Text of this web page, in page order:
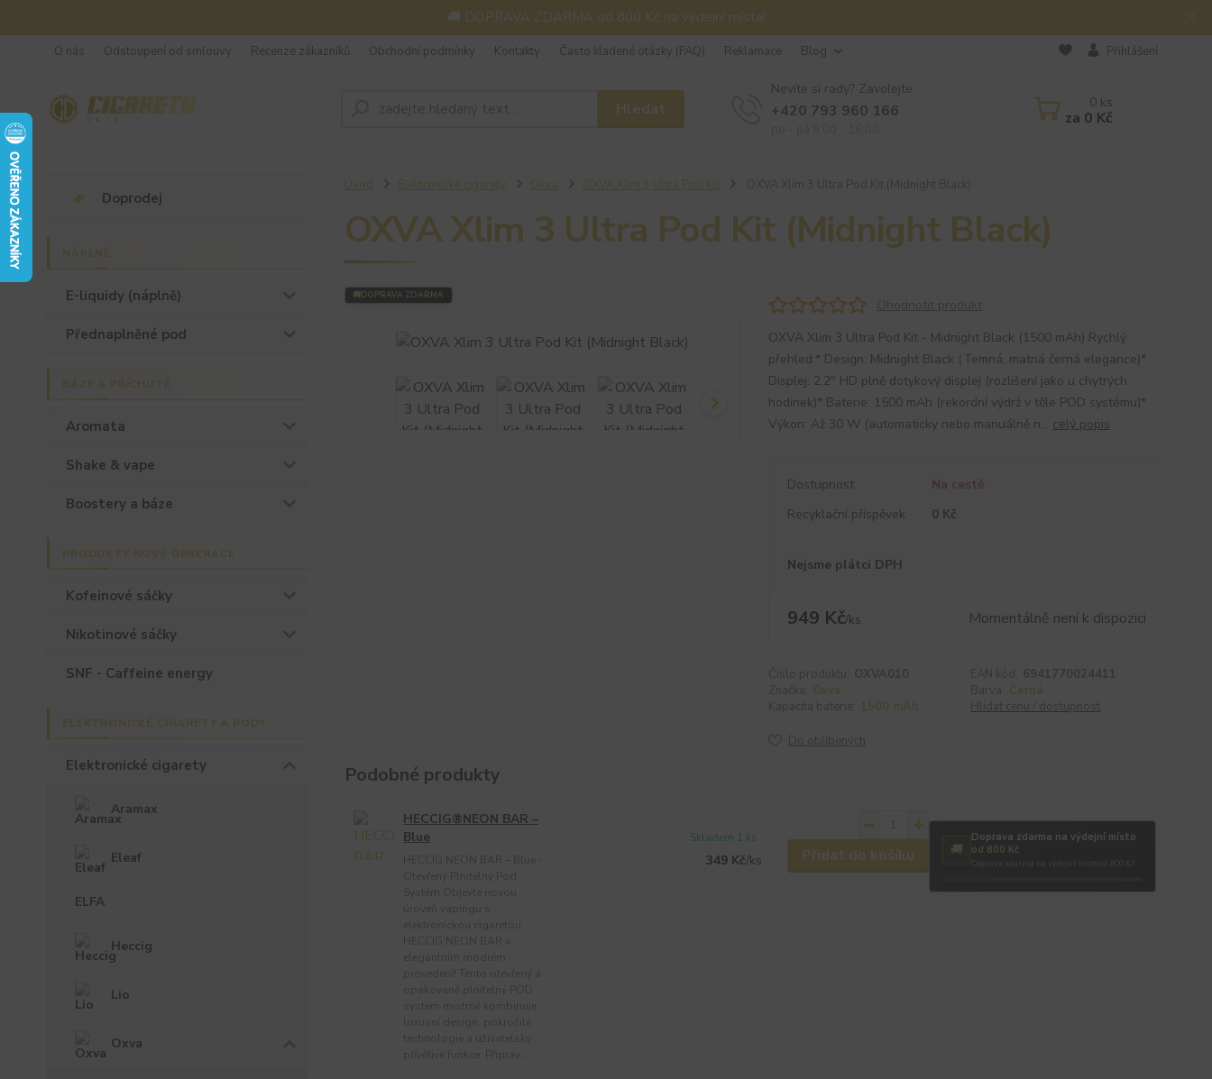
🚚 DOPRAVA ZDARMA od 800 Kč na výdejní místa!
O nás Odstoupení od smlouvy Recenze zákazníků Obchodní podmínky Kontakty Často kladené otázky (FAQ) Reklamace Blog Přihlášení
Hledat
Nevíte si rady? Zavolejte.
+420 793 960 166 0 ks
za 0 Kč
Doprodej
NÁPLNĚ
E-liquidy (náplně)
Přednaplněné pod
BÁZE A PŘÍCHUTĚ
Aromata
Shake & vape
Boostery a báze
PRODUKTY NOVÉ GENERACE
Kofeinové sáčky
Nikotinové sáčky
SNF - Caffeine energy
ELEKTRONICKÉ CIGARETY A PODY
Elektronické cigarety
Aramax
Eleaf
ELFA
Heccig
Lio
Oxva
Úvod Elektronické cigarety Oxva OXVA Xlim 3 Ultra Pod Kit
OXVA Xlim 3 Ultra Pod Kit (Midnight Black)
DOPRAVA ZDARMA
OXVA Xlim 3 Ultra Pod Kit - Midnight Black (1500 mAh) Rychlý
přehled:* Design: Midnight Black (Temná, matná černá elegance)*
Displej: 2,2" HD plně dotykový displej (rozlišení jako u chytrých
hodinek)* Baterie: 1500 mAh (rekordní výdrž v těle POD systému)*
Výkon: Až 30 W (automaticky nebo manuálně n... celý popis
Dostupnost
Na cestě
Recyklační příspěvek
0 Kč
Nejsme plátci DPH
949 Kč/ks Momentálně není k dispozici
Oxva
Černá
1500 mAh
Podobné produkty
HECCIG®NEON BAR –
Blue
349 Kč/ks
Skladem 1 ks
Přidat do košíku 🚚
Doprava zdarma na výdejní místo
od 800 Kč